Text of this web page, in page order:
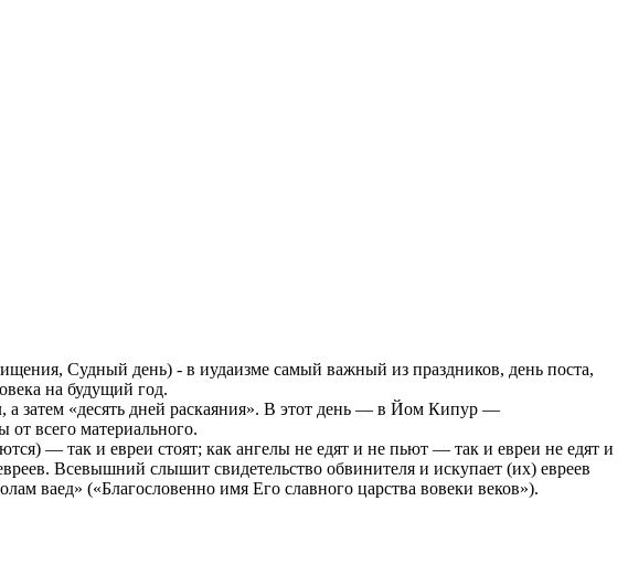
Судный день) - в иудаизме самый важный из праздников, день поста,
на будущий год.
затем «десять дней раскаяния». В этот день — в Йом Кипур —
всего материального.
— так и евреи стоят; как ангелы не едят и не пьют — так и евреи не едят и
Всевышний слышит свидетельство обвинителя и искупает (их) евреев
ваед» («Благословенно имя Его славного царства вовеки веков»).